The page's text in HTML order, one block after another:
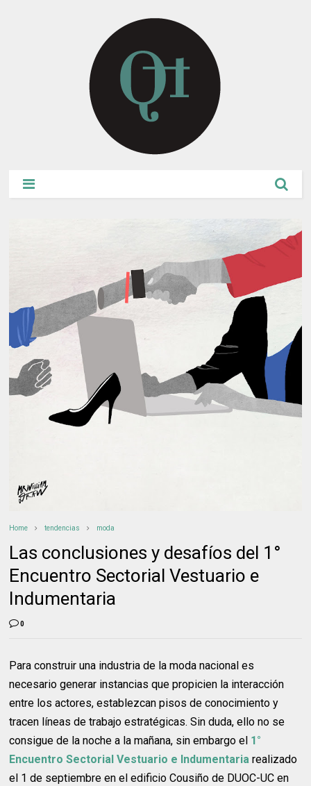
Home tendencias moda
Las conclusiones y desafíos del 1°
Encuentro Sectorial Vestuario e
Indumentaria
0
Para construir una industria de la moda nacional es
necesario generar instancias que propicien la interacción
entre los actores, establezcan pisos de conocimiento y
tracen líneas de trabajo estratégicas. Sin duda, ello no se
consigue de la noche a la mañana, sin embargo el 1°
Encuentro Sectorial Vestuario e Indumentaria realizado
el 1 de septiembre en el edificio Cousiño de DUOC-UC en